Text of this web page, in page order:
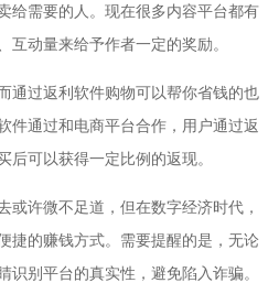
给需要的人。现在很多内容平台都有
互动量来给予作者一定的奖励。
通过返利软件购物可以帮你省钱的也
件通过和电商平台合作，用户通过返
后可以获得一定比例的返现。
或许微不足道，但在数字经济时代，
捷的赚钱方式。需要提醒的是，无论
识别平台的真实性，避免陷入诈骗。